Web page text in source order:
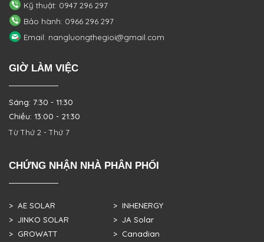
Kỹ thuật: 0947 296 297
Bảo hành: 0966 296 297
Email: nangluongthegioi@gmail.com
GIỜ LÀM VIỆC
Sáng: 7:30 - 11:30
Chiều: 13:00 - 21:30
Từ Thứ 2 - Thứ 7
CHỨNG NHẬN NHÀ PHÂN PHỐI
> AE SOLAR
> JINKO SOLAR
> GROWATT
> INHENERGY
> JA Solar
> Canadian